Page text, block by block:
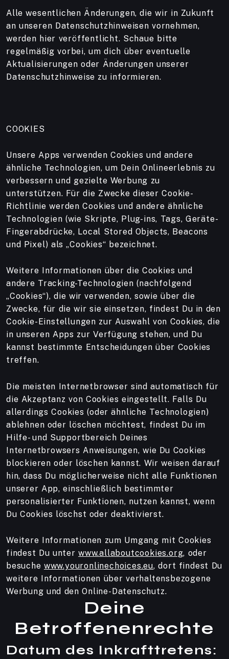
Alle wesentlichen Änderungen, die wir in Zukunft
an unseren Datenschutzhinweisen vornehmen,
werden hier veröffentlicht. Schaue bitte
regelmäßig vorbei, um dich über eventuelle
Aktualisierungen oder Änderungen unserer
Datenschutzhinweise zu informieren.
COOKIES
Unsere Apps verwenden Cookies und andere
ähnliche Technologien, um Dein Onlineerlebnis zu
verbessern und gezielte Werbung zu
unterstützen. Für die Zwecke dieser Cookie-
Richtlinie werden Cookies und andere ähnliche
Technologien (wie Skripte, Plug-ins, Tags, Geräte-
Fingerabdrücke, Local Stored Objects, Beacons
und Pixel) als „Cookies“ bezeichnet.
Weitere Informationen über die Cookies und
andere Tracking-Technologien (nachfolgend
„Cookies“), die wir verwenden, sowie über die
Zwecke, für die wir sie einsetzen, findest Du in den
Cookie-Einstellungen zur Auswahl von Cookies, die
in unseren Apps zur Verfügung stehen, und Du
kannst bestimmte Entscheidungen über Cookies
treffen.
Die meisten Internetbrowser sind automatisch für
die Akzeptanz von Cookies eingestellt. Falls Du
allerdings Cookies (oder ähnliche Technologien)
ablehnen oder löschen möchtest, findest Du im
Hilfe- und Supportbereich Deines
Internetbrowsers Anweisungen, wie Du Cookies
blockieren oder löschen kannst. Wir weisen darauf
hin, dass Du möglicherweise nicht alle Funktionen
unserer App, einschließlich bestimmter
personalisierter Funktionen, nutzen kannst, wenn
Du Cookies löschst oder deaktivierst.
Weitere Informationen zum Umgang mit Cookies
findest Du unterwww.allaboutcookies.org, oder
besuche www.youronlinechoices.eu, dort findest Du
weitere Informationen über verhaltensbezogene
Werbung und den Online-Datenschutz.
Deine
Betroffenenrechte
Datum des Inkrafttretens: